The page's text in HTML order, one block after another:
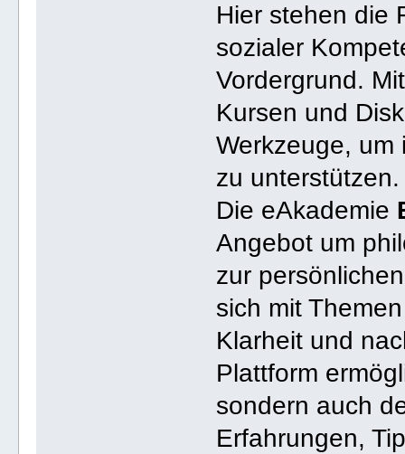
Hier stehen die
sozialer
Vordergrund.
Kursen und
Werkzeuge, um
zu unterstützen.
Die eAkademie
Angebot um
zur
sich mit
Klarheit und
Plattform
sondern auch
Erfahrungen,